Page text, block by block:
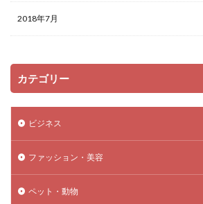
2018年7月
カテゴリー
ビジネス
ファッション・美容
ペット・動物